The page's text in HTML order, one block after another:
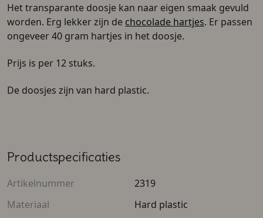
Het transparante doosje kan naar eigen smaak gevuld
worden. Erg lekker zijn de chocolade hartjes. Er passen
ongeveer 40 gram hartjes in het doosje.
Prijs is per 12 stuks.
De doosjes zijn van hard plastic.
Productspecificaties
Artikelnummer
2319
Materiaal
Hard plastic